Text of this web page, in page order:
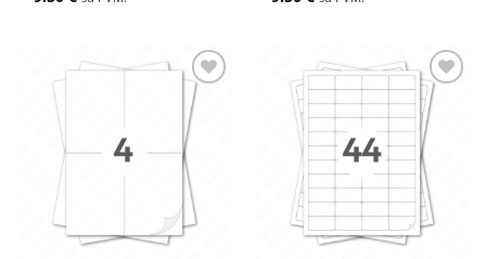
Pridėti
į norų
sąrašą
Pridėti
į norų
sąrašą